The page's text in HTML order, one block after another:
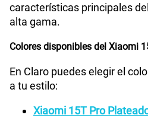
características principales
alta gama.
Colores disponibles del Xiaomi
En Claro puedes elegir el
a tu estilo:
Xiaomi 15T Pro